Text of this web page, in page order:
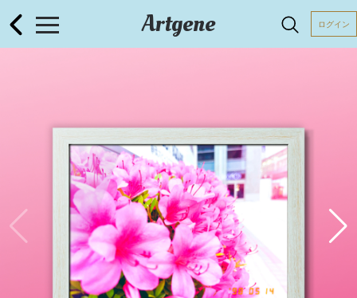
Artgene ログイン